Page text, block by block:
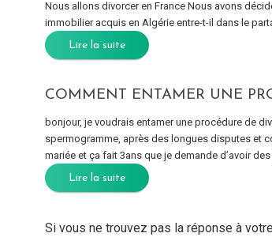
Nous allons divorcer en France Nous avons
immobilier acquis en Algérie entre-t-il dans le
Lire la suite
COMMENT ENTAMER UNE
bonjour, je voudrais entamer une procédure de
spermogramme, après des longues disputes et
mariée et ça fait 3ans que je demande d’avoir des
Lire la suite
Si vous ne trouvez pas la réponse à